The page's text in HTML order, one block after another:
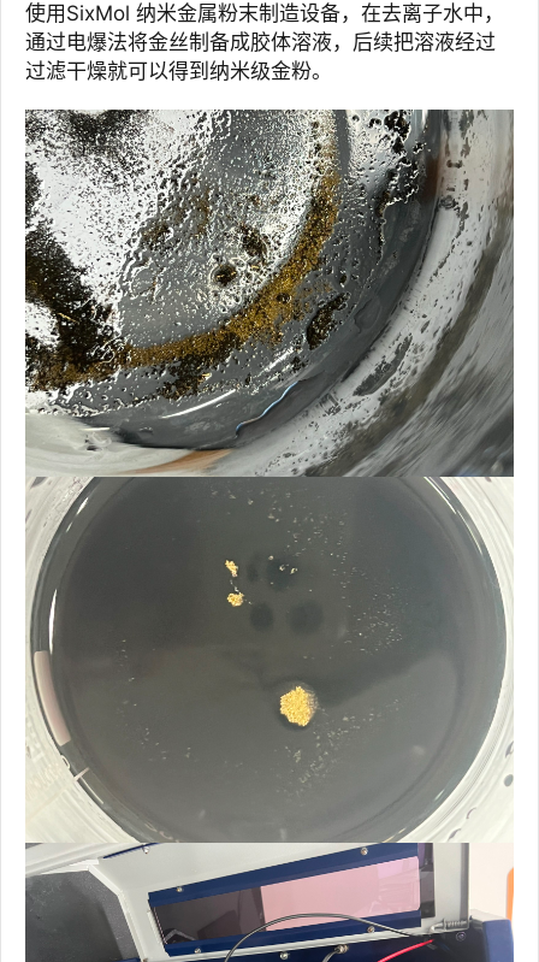
使用SixMol 纳米金属粉末制造设备，在去离子水中，
通过电爆法将金丝制备成胶体溶液，后续把溶液经过
过滤干燥就可以得到纳米级金粉。